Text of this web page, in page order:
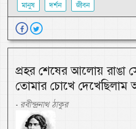
মানুষ দর্শন জীবন
প্রহর শেষের আলোয় রাঙা
তোমার চোখে দেখেছিলাম
- রবীন্দ্রনাথ ঠাকুর